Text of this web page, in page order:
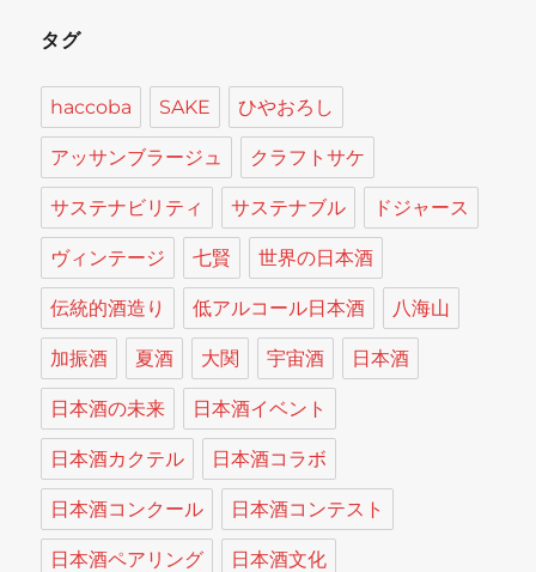
タグ
haccoba SAKE ひやおろし
アッサンブラージュ クラフトサケ
サステナビリティ サステナブル ドジャース
ヴィンテージ 七賢 世界の日本酒
伝統的酒造り 低アルコール日本酒 八海山
加振酒 夏酒 大関 宇宙酒 日本酒
日本酒の未来 日本酒イベント
日本酒カクテル 日本酒コラボ
日本酒コンクール 日本酒コンテスト
日本酒ペアリング 日本酒文化